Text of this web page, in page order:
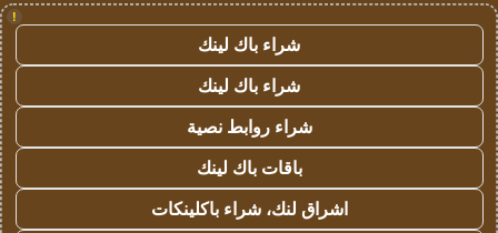
!
شراء باك لينك
شراء باك لينك
شراء روابط نصية
باقات باك لينك
اشراق لنك، شراء باكلينكات